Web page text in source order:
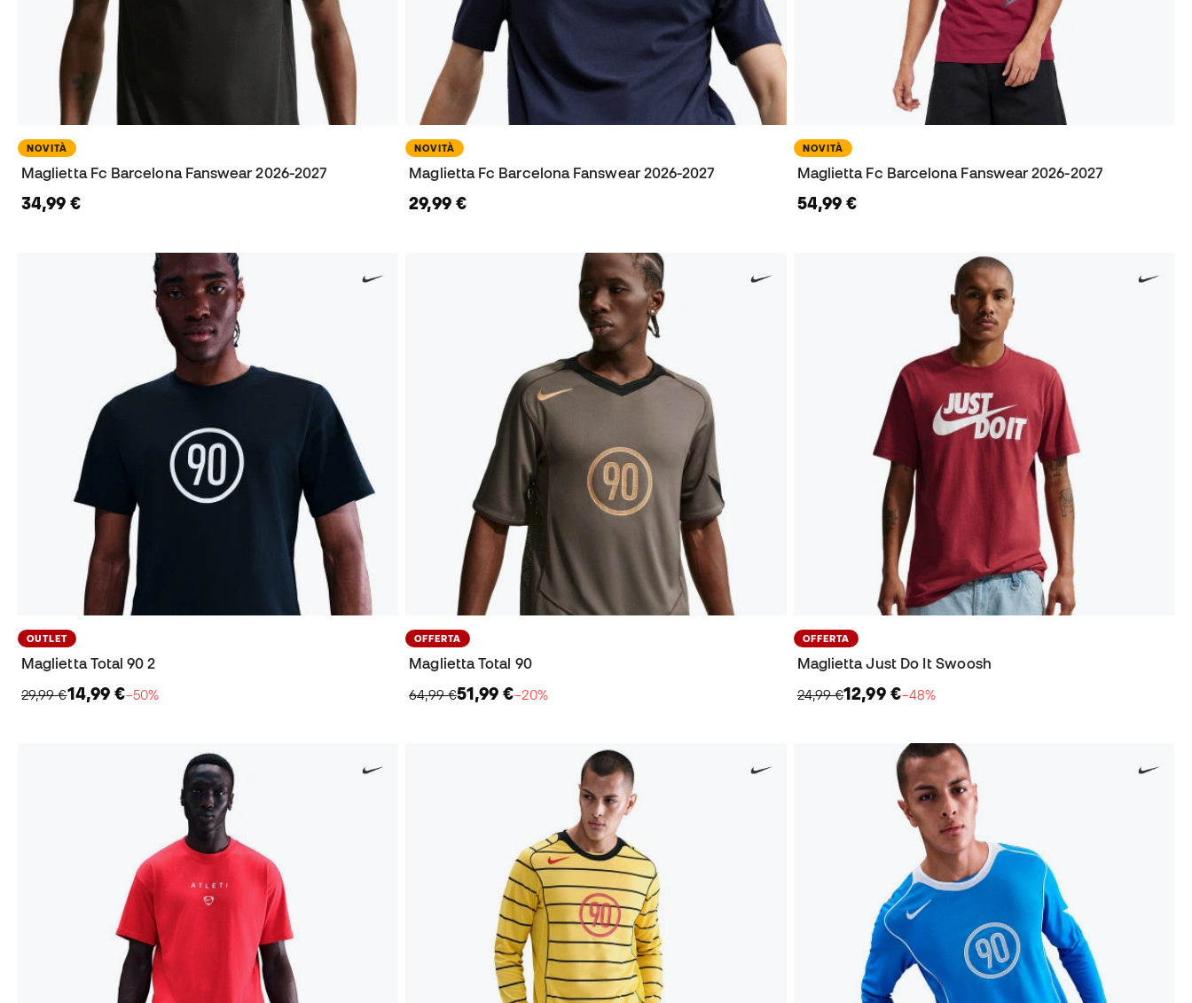
NOVITÀ
Maglietta Fc Barcelona Fanswear 2026-2027
34,99 €
NOVITÀ
Maglietta Fc Barcelona Fanswear 2026-2027
29,99 €
NOVITÀ
Maglietta Fc Barcelona Fanswear 2026-2027
54,99 €
OUTLET
Maglietta Total 90 2
29,99 €14,99 €−50%
OFFERTA
Maglietta Total 90
64,99 €51,99 €−20%
OFFERTA
Maglietta Just Do It Swoosh
24,99 €12,99 €−48%